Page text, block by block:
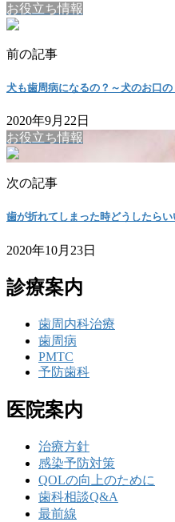
お役立ち情報
前の記事
犬も歯周病になるの？～犬のお口
2020年9月22日
お役立ち情報
次の記事
歯が折れてしまった時どうしたら
2020年10月23日
診療案内
歯周内科治療
歯周病
PMTC
予防歯科
医院案内
治療方針
感染予防対策
QOLの向上のために
歯科相談Q&A
最前線